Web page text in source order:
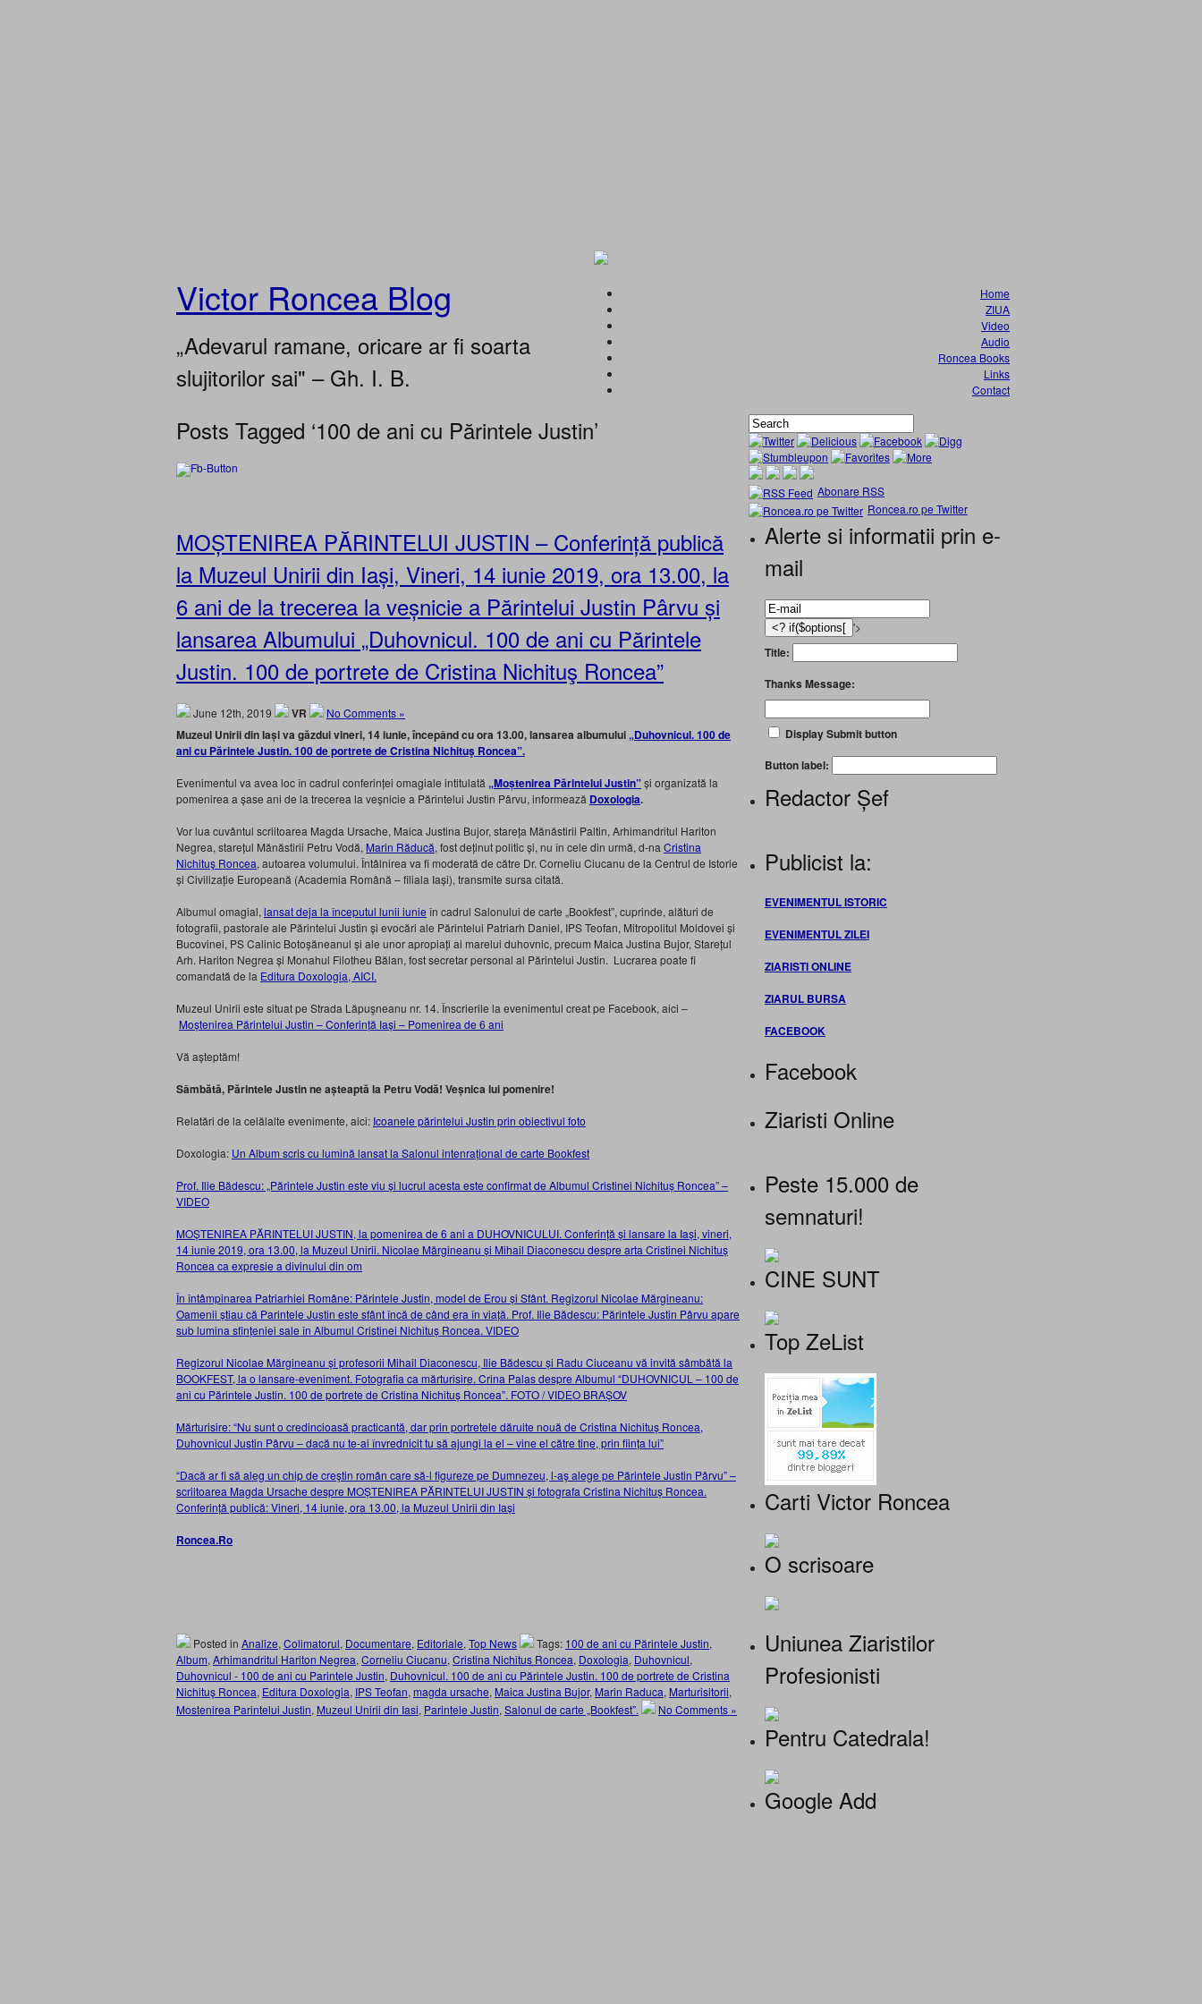
Victor Roncea Blog
„Adevarul ramane, oricare ar fi soarta
slujitorilor sai" – Gh. I. B.
Home
ZIUA
Video
Audio
Roncea Books
Links
Contact
Posts Tagged ‘100 de ani cu Părintele Justin’
MOȘTENIREA PĂRINTELUI JUSTIN – Conferință publică
la Muzeul Unirii din Iași, Vineri, 14 iunie 2019, ora 13.00, la
6 ani de la trecerea la veșnicie a Părintelui Justin Pârvu și
lansarea Albumului „Duhovnicul. 100 de ani cu Părintele
Justin. 100 de portrete de Cristina Nichituş Roncea”
June 12th, 2019 VR No Comments »
Muzeul Unirii din Iași va găzdui vineri, 14 iunie, începând cu ora 13.00, lansarea albumului„Duhovnicul. 100 de
ani cu Părintele Justin. 100 de portrete de Cristina Nichituş Roncea”.
Evenimentul va avea loc în cadrul conferinței omagiale intitulată „Moștenirea Părintelui Justin”și organizată la
pomenirea a șase ani de la trecerea la veșnicie a Părintelui Justin Pârvu, informează Doxologia.
Vor lua cuvântul scriitoarea Magda Ursache, Maica Justina Bujor, stareța Mănăstirii Paltin, Arhimandritul Hariton
Negrea, starețul Mănăstirii Petru Vodă, Marin Răducă, fost deținut politic și, nu în cele din urmă, d-na Cristina
Nichituş Roncea, autoarea volumului. Întâlnirea va fi moderată de către Dr. Corneliu Ciucanu de la Centrul de Istorie
și Civilizație Europeană (Academia Română – filiala Iași), transmite sursa citată.
Albumul omagial, lansat deja la începutul lunii iunie în cadrul Salonului de carte „Bookfest”, cuprinde, alături de
fotografii, pastorale ale Părintelui Justin și evocări ale Părintelui Patriarh Daniel, IPS Teofan, Mitropolitul Moldovei și
Bucovinei, PS Calinic Botoșăneanul și ale unor apropiați ai marelui duhovnic, precum Maica Justina Bujor, Starețul
Arh. Hariton Negrea și Monahul Filotheu Bălan, fost secretar personal al Părintelui Justin. Lucrarea poate fi
comandată de la Editura Doxologia, AICI.
Muzeul Unirii este situat pe Strada Lăpuşneanu nr. 14. Înscrierile la evenimentul creat pe Facebook, aici –
Moștenirea Părintelui Justin – Conferință Iași – Pomenirea de 6 ani
Vă așteptăm!
Sâmbătă, Părintele Justin ne așteaptă la Petru Vodă! Veșnica lui pomenire!
Relatări de la celălalte evenimente, aici: Icoanele părintelui Justin prin obiectivul foto
Doxologia: Un Album scris cu lumină lansat la Salonul intenrațional de carte Bookfest
Prof. Ilie Bădescu: „Părintele Justin este viu și lucrul acesta este confirmat de Albumul Cristinei Nichituș Roncea” –
VIDEO
MOȘTENIREA PĂRINTELUI JUSTIN, la pomenirea de 6 ani a DUHOVNICULUI. Conferință și lansare la Iași, vineri,
14 iunie 2019, ora 13.00, la Muzeul Unirii. Nicolae Mărgineanu și Mihail Diaconescu despre arta Cristinei Nichituș
Roncea ca expresie a divinului din om
În întâmpinarea Patriarhiei Române: Părintele Justin, model de Erou și Sfânt. Regizorul Nicolae Mărgineanu:
Oamenii știau că Parintele Justin este sfânt încă de când era în viață. Prof. Ilie Bădescu: Părintele Justin Pârvu apare
sub lumina sfințeniei sale în Albumul Cristinei Nichituș Roncea. VIDEO
Regizorul Nicolae Mărgineanu și profesorii Mihail Diaconescu, Ilie Bădescu și Radu Ciuceanu vă invită sâmbătă la
BOOKFEST, la o lansare-eveniment. Fotografia ca mărturisire. Crina Palas despre Albumul “DUHOVNICUL – 100 de
ani cu Părintele Justin. 100 de portrete de Cristina Nichituș Roncea”. FOTO / VIDEO BRAȘOV
Mărturisire: “Nu sunt o credincioasă practicantă, dar prin portretele dăruite nouă de Cristina Nichituș Roncea,
Duhovnicul Justin Pârvu – dacă nu te-ai învrednicit tu să ajungi la el – vine el către tine, prin ființa lui”
“Dacă ar fi să aleg un chip de creştin român care să-l figureze pe Dumnezeu, l-aş alege pe Părintele Justin Pârvu” –
scriitoarea Magda Ursache despre MOȘTENIREA PĂRINTELUI JUSTIN și fotografa Cristina Nichituș Roncea.
Conferință publică: Vineri, 14 iunie, ora 13.00, la Muzeul Unirii din Iași
Roncea.Ro
Posted in Analize, Colimatorul, Documentare, Editoriale, Top News Tags: 100 de ani cu Părintele Justin,
Album, Arhimandritul Hariton Negrea, Corneliu Ciucanu, Cristina Nichitus Roncea, Doxologia, Duhovnicul,
Duhovnicul - 100 de ani cu Parintele Justin, Duhovnicul. 100 de ani cu Părintele Justin. 100 de portrete de Cristina
Nichituş Roncea, Editura Doxologia, IPS Teofan, magda ursache, Maica Justina Bujor, Marin Raduca, Marturisitorii,
Mostenirea Parintelui Justin, Muzeul Unirii din Iasi, Parintele Justin, Salonul de carte „Bookfest”. No Comments »
Abonare RSS
Roncea.ro pe Twitter
Alerte si informatii prin e-
mail
'>
Title:
Thanks Message:
Display Submit button
Button label:
Redactor Șef
Publicist la:
EVENIMENTUL ISTORIC
EVENIMENTUL ZILEI
ZIARISTI ONLINE
ZIARUL BURSA
FACEBOOK
Facebook
Ziaristi Online
Peste 15.000 de
semnaturi!
CINE SUNT
Top ZeList
Carti Victor Roncea
O scrisoare
Uniunea Ziaristilor
Profesionisti
Pentru Catedrala!
Google Add